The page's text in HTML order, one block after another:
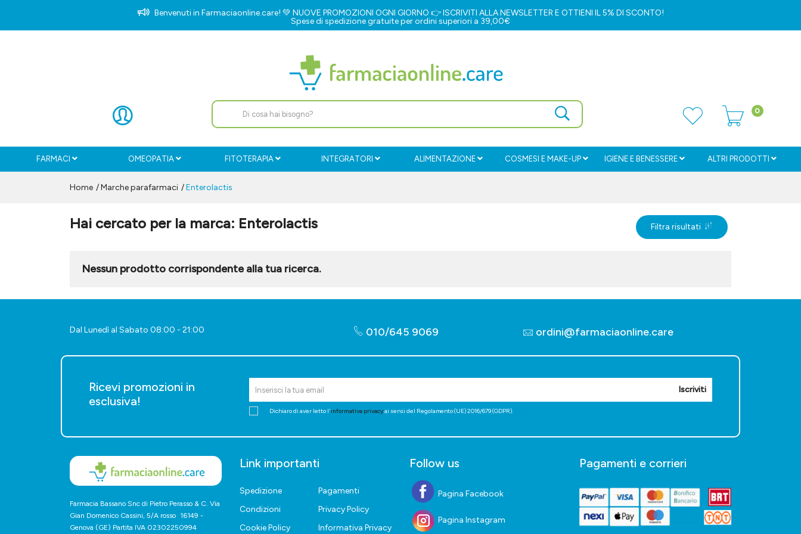
Benvenuti in Farmaciaonline.care! 💚 NUOVE PROMOZIONI OGNI GIORNO 👉ISCRIVITI ALLA NEWSLETTERE OTTIENI IL 5% DI SCONTO!
Spese di spedizione gratuite per ordini superiori a 39,00€
0
FARMACI OMEOPATIA FITOTERAPIA INTEGRATORI ALIMENTAZIONE COSMESI E MAKE-UP IGIENE E BENESSERE ALTRI PRODOTTI
Home Marche parafarmaci Enterolactis
Hai cercato per la marca: Enterolactis Filtra risultati
Nessun prodotto corrispondente alla tua ricerca.
Dal Lunedì al Sabato 08:00 - 21:00 010/645 9069 ordini@farmaciaonline.care
Ricevi promozioni in
esclusiva!
Iscriviti
Dichiaro di aver letto l'informativa privacyai sensi del Regolamento (UE) 2016/679 (GDPR).
Farmacia Bassano Snc di Pietro Perasso & C. Via
Gian Domenico Cassini, 5/A rosso 16149 -
Genova (GE) Partita IVA 02302250994
Link importanti
Spedizione
Pagamenti
Condizioni
Privacy Policy
Cookie Policy
Informativa Privacy
Follow us
Pagina Facebook
Pagina Instagram
Pagamenti e corrieri